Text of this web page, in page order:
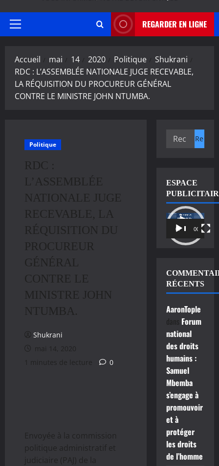
Menu
REGARDER EN LIGNE
Accueil mai 14 2020 Politique
Shukrani
RDC : L’ASSEMBLÉE NATIONALE JUGE RECEVABLE,
LA RÉQUISITION DU PROCUREUR GÉNÉRAL
CONTRE LE MINISTRE JOHN NTUMBA.
Politique
RDC :
L’ASSEMBLÉE
NATIONALE JUGE
RECEVABLE, LA
RÉQUISITION DU
PROCUREUR
GÉNÉRAL
CONTRE LE
MINISTRE JOHN
NTUMBA.
Shukrani
mai 14, 2020
1 minutes de lecture
0
Envoyée à la commission
politique administratif et
judiciaire (PAJ) de la
Rechercher :
ESPACE
Lecteur
vidéo
00:00 00:11
RÉCENTS
AaronTople
dans Forum
national
des droits
humains :
Samuel
Mbemba
s’engage à
promouvoir
et à
protéger
les droits
de l’homme